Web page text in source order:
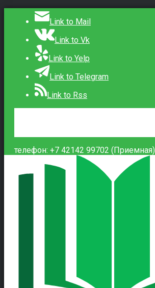
Link to Mail
Link to Vk
Link to Yelp
Link to Telegram
Link to Rss
телефон: +7 42142 99702 (Приемная)